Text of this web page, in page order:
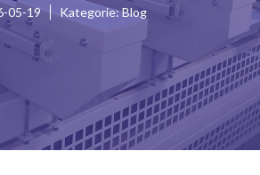
05-19 Kategorie:Blog